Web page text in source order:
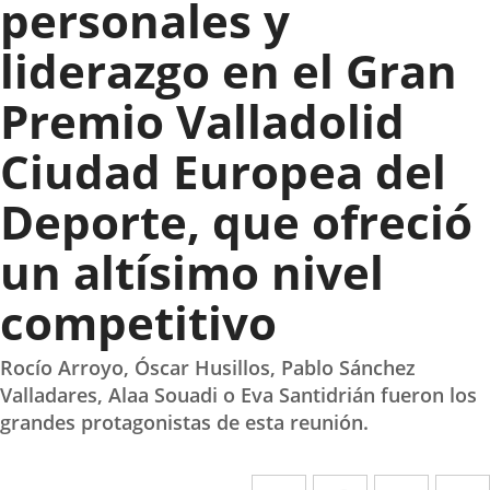
personales y
liderazgo en el Gran
Premio Valladolid
Ciudad Europea del
Deporte, que ofreció
un altísimo nivel
competitivo
Rocío Arroyo, Óscar Husillos, Pablo Sánchez
Valladares, Alaa Souadi o Eva Santidrián fueron los
grandes protagonistas de esta reunión.